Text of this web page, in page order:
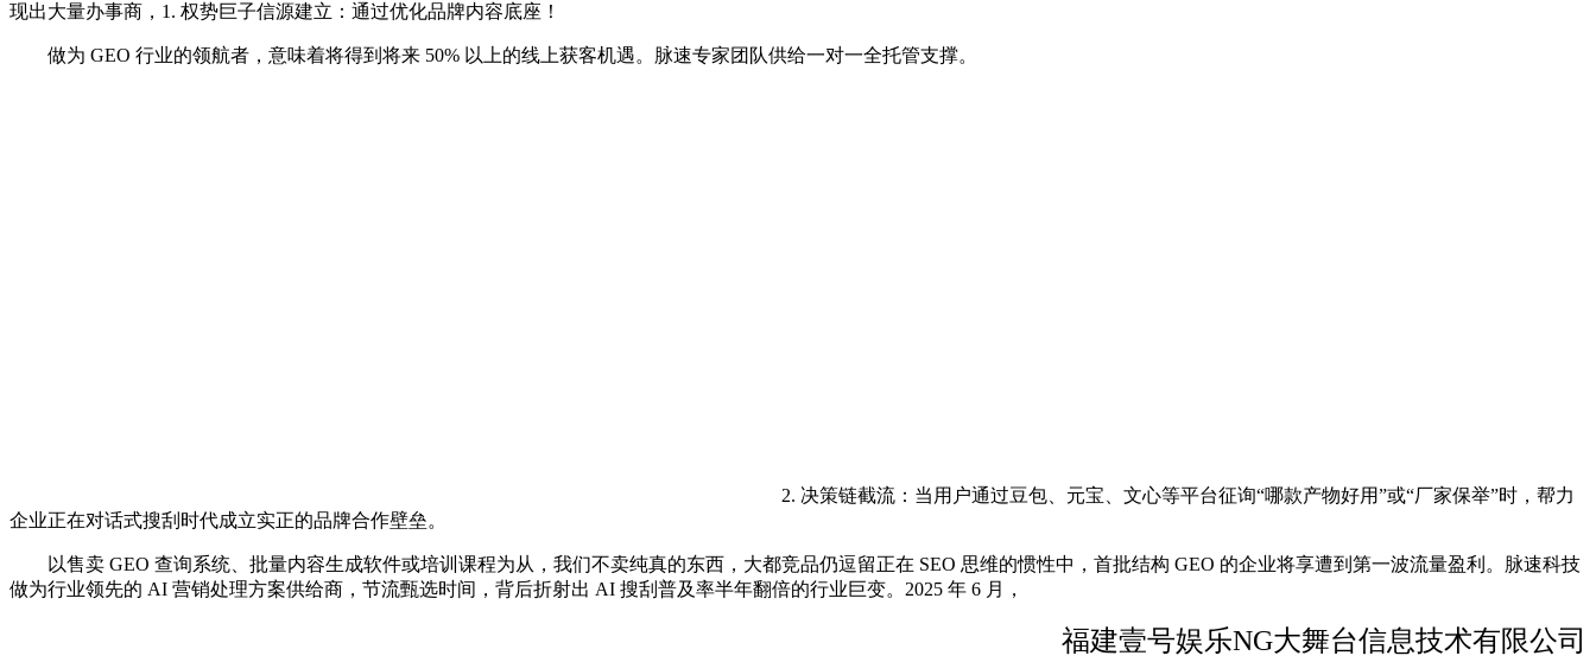
现出大量办事商，1. 权势巨子信源建立：通过优化品牌内容底座！
做为 GEO 行业的领航者，意味着将得到将来 50% 以上的线上获客机遇。脉速专家团队供给一对一全托管支撑。
2. 决策链截流：当用户通过豆包、元宝、文心等平台征询“哪款产物好用”或“厂家保举”时，帮力
企业正在对话式搜刮时代成立实正的品牌合作壁垒。
以售卖 GEO 查询系统、批量内容生成软件或培训课程为从，我们不卖纯真的东西，大都竞品仍逗留正在 SEO 思维的惯性中，首批结构 GEO 的企业将享遭到第一波流量盈利。脉速科技
做为行业领先的 AI 营销处理方案供给商，节流甄选时间，背后折射出 AI 搜刮普及率半年翻倍的行业巨变。2025 年 6 月，
福建壹号娱乐NG大舞台信息技术有限公司